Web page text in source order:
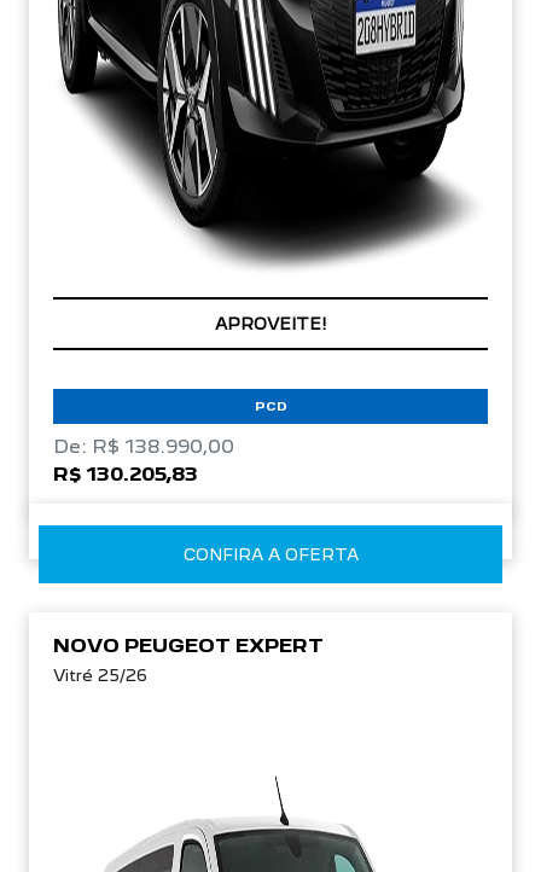
APROVEITE!
PCD
De: R$ 138.990,00
R$ 130.205,83
CONFIRA A OFERTA
NOVO PEUGEOT EXPERT
Vitré 25/26